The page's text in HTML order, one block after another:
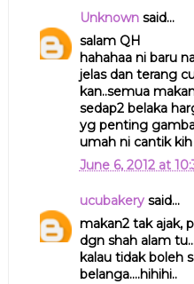
Unknownsaid...
salam QH
hahahaa ni baru
jelas dan terang
kan..semua
sedap2 belaka
yg penting
umah ni cantik kih
June 6, 2012 at
ucubakerysaid...
makan2 tak ajak,
dgn shah alam
kalau tidak boleh
belanga....hihihi..